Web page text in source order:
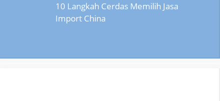
10 Langkah Cerdas Memilih Jasa
Import China